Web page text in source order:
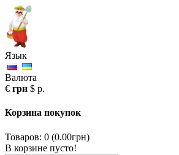
Язык
Валюта
€ грн $ р.
Корзина покупок
Товаров: 0 (0.00грн)
В корзине пусто!